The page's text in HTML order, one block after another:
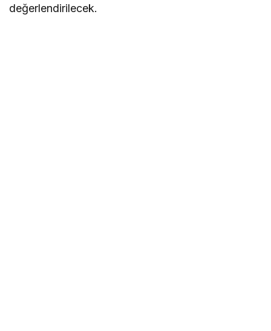
değerlendirilecek.